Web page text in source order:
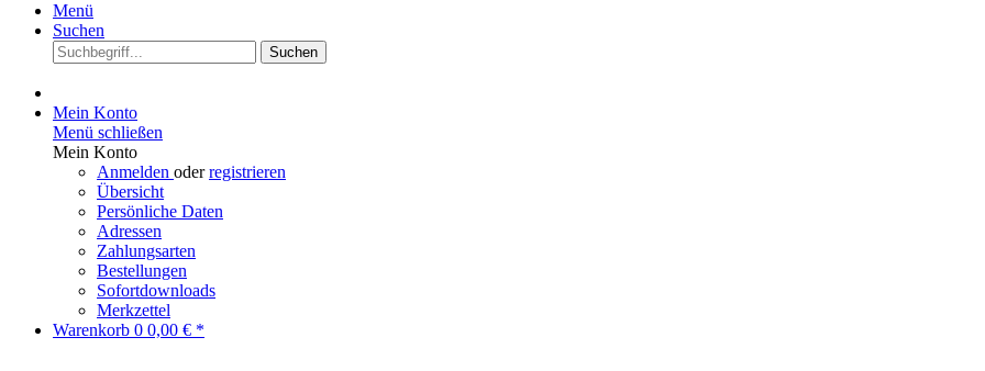
Menü
Suchen
Suchen
Mein Konto
Menü schließen
Mein Konto
Anmelden oderregistrieren
Übersicht
Persönliche Daten
Adressen
Zahlungsarten
Bestellungen
Sofortdownloads
Merkzettel
Warenkorb 0 0,00 € *